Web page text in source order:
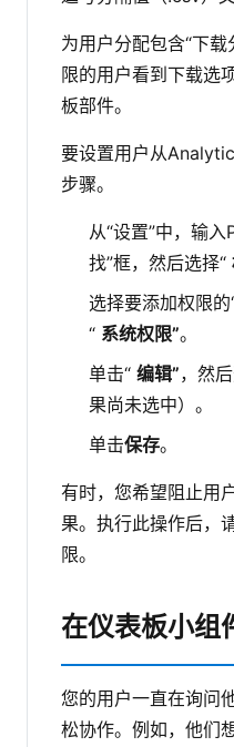
为用户分配包含“下
限的用户看到下载选
板部件。
要设置用户从
步骤。
从“设置”中，输
找”框，然后选择“
选择要添加权限
“ 系统权限”。
单击“ 编辑”，然
果尚未选中）。
单击保存。
有时，您希望阻止用
果。执行此操作后，
限。
在仪表板小组
您的用户一直在询问
松协作。例如，他们